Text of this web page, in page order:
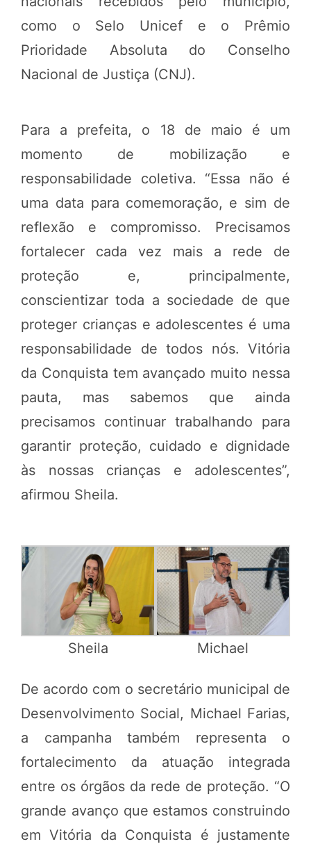
como o Selo Unicef e o Prêmio
Prioridade Absoluta do Conselho
Nacional de Justiça (CNJ).
Para a prefeita, o 18 de maio é um
momento de mobilização e
responsabilidade coletiva. “Essa não é
uma data para comemoração, e sim de
reflexão e compromisso. Precisamos
fortalecer cada vez mais a rede de
proteção e, principalmente,
conscientizar toda a sociedade de que
proteger crianças e adolescentes é uma
responsabilidade de todos nós. Vitória
da Conquista tem avançado muito nessa
pauta, mas sabemos que ainda
precisamos continuar trabalhando para
garantir proteção, cuidado e dignidade
às nossas crianças e adolescentes”,
afirmou Sheila.
Sheila Michael
De acordo com o secretário municipal de
Desenvolvimento Social, Michael Farias,
a campanha também representa o
fortalecimento da atuação integrada
entre os órgãos da rede de proteção. “O
grande avanço que estamos construindo
em Vitória da Conquista é justamente